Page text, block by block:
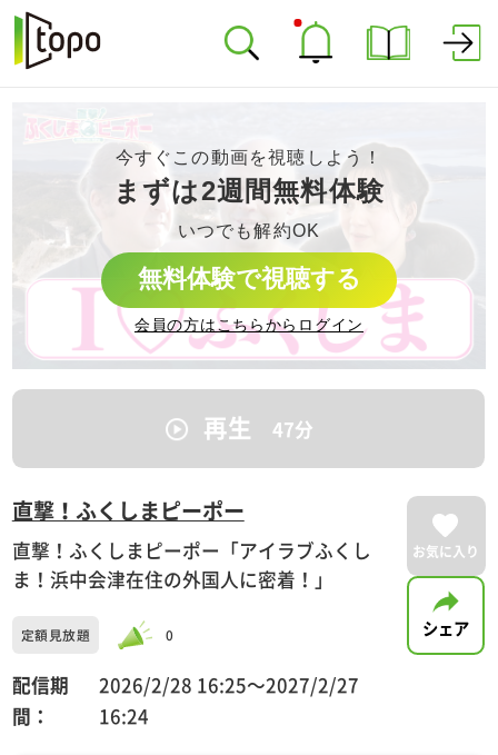
今すぐこの動画を視聴しよう！
まずは2週間無料体験
いつでも解約OK
無料体験で視聴する
会員の方はこちらからログイン
再生 47分
直撃！ふくしまピーポー
直撃！ふくしまピーポー「アイラブふくし
ま！浜中会津在住の外国人に密着！」
定額見放題 0
配信期
間：
2026/2/28 16:25〜2027/2/27
16:24
お気に入り
シェア